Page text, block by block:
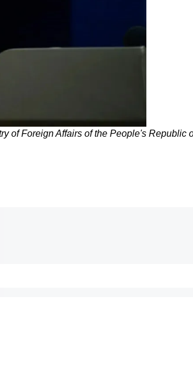
of Foreign Affairs of the People's Republic